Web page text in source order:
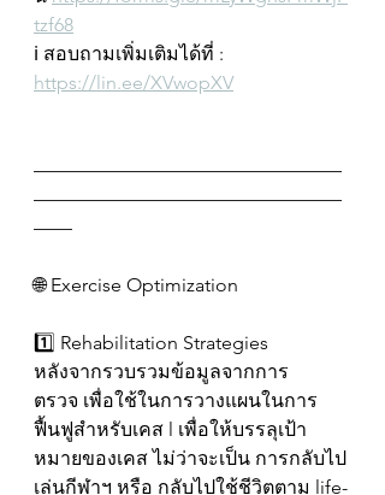
tzf68
ℹ️ สอบถามเพิ่มเติมได้ที่ :
https://lin.ee/XVwopXV
————————————————
————————————————
——
🌐 Exercise Optimization
1️⃣ Rehabilitation Strategies
หลังจากรวบรวมข้อมูลจากการ
ตรวจ เพื่อใช้ในการวางแผนในการ
ฟื้นฟูสำหรับเคส l เพื่อให้บรรลุเป้า
หมายของเคส ไม่ว่าจะเป็น การกลับไป
เล่นกีฬาฯ หรือ กลับไปใช้ชีวิตตาม life-